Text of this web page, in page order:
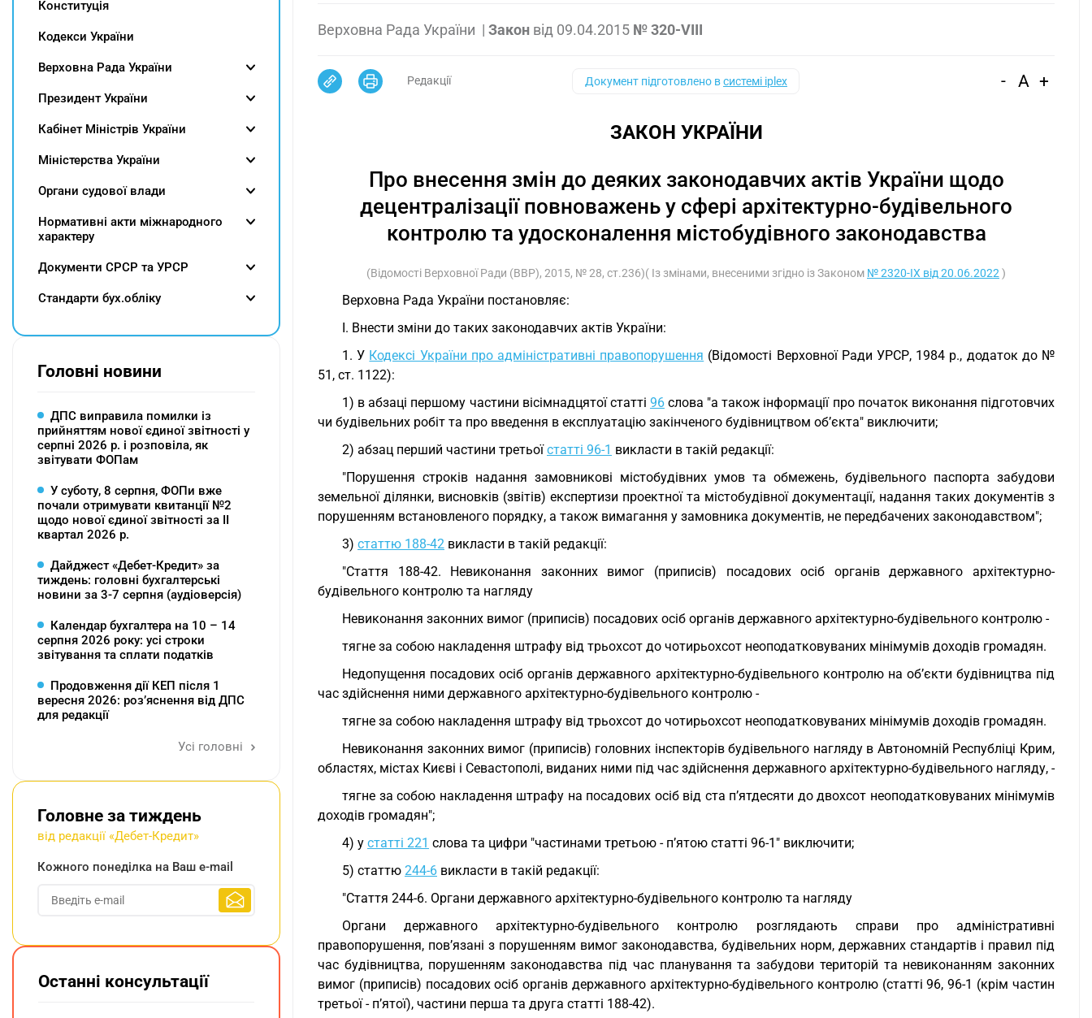
Верховна Рада України | Закон від 09.04.2015 № 320-VIII
Редакції Документ підготовлено всистемі iplex - A +
ЗАКОН УКРАЇНИ
Про внесення змін до деяких законодавчих актів України щодо
децентралізації повноважень у сфері архітектурно-будівельного
контролю та удосконалення містобудівного законодавства
(Відомості Верховної Ради (ВВР), 2015, № 28, ст.236)( Із змінами, внесеними згідно із Законом № 2320-IX від 20.06.2022 )
Верховна Рада України постановляє:
І. Внести зміни до таких законодавчих актів України:
1. У Кодексі України про адміністративні правопорушення (Відомості Верховної Ради УРСР, 1984 р., додаток до №
51, ст. 1122):
1) в абзаці першому частини вісімнадцятої статті 96слова "а також інформації про початок виконання підготовчих
чи будівельних робіт та про введення в експлуатацію закінченого будівництвом об’єкта" виключити;
2) абзац перший частини третьоїстатті 96-1 викласти в такій редакції:
"Порушення строків надання замовникові містобудівних умов та обмежень, будівельного паспорта забудови
земельної ділянки, висновків (звітів) експертизи проектної та містобудівної документації, надання таких документів з
порушенням встановленого порядку, а також вимагання у замовника документів, не передбачених законодавством";
3) статтю 188-42 викласти в такій редакції:
"Стаття 188-42. Невиконання законних вимог (приписів) посадових осіб органів державного архітектурно-
будівельного контролю та нагляду
Невиконання законних вимог (приписів) посадових осіб органів державного архітектурно-будівельного контролю -
тягне за собою накладення штрафу від трьохсот до чотирьохсот неоподатковуваних мінімумів доходів громадян.
Недопущення посадових осіб органів державного архітектурно-будівельного контролю на об’єкти будівництва під
час здійснення ними державного архітектурно-будівельного контролю -
тягне за собою накладення штрафу від трьохсот до чотирьохсот неоподатковуваних мінімумів доходів громадян.
Невиконання законних вимог (приписів) головних інспекторів будівельного нагляду в Автономній Республіці Крим,
областях, містах Києві і Севастополі, виданих ними під час здійснення державного архітектурно-будівельного нагляду, -
тягне за собою накладення штрафу на посадових осіб від ста п’ятдесяти до двохсот неоподатковуваних мінімумів
доходів громадян";
4) у статті 221 слова та цифри "частинами третьою - п’ятою статті 96-1" виключити;
5) статтю 244-6 викласти в такій редакції:
"Стаття 244-6. Органи державного архітектурно-будівельного контролю та нагляду
Органи державного архітектурно-будівельного контролю розглядають справи про адміністративні
правопорушення, пов’язані з порушенням вимог законодавства, будівельних норм, державних стандартів і правил під
час будівництва, порушенням законодавства під час планування та забудови територій та невиконанням законних
вимог (приписів) посадових осіб органів державного архітектурно-будівельного контролю (статті 96, 96-1 (крім частин
третьої - п’ятої), частини перша та друга статті 188-42).
Конституція
Кодекси України
Верховна Рада України
Президент України
Кабінет Міністрів України
Міністерства України
Органи судової влади
Нормативні акти міжнародного
характеру
Документи СРСР та УРСР
Cтандарти бух.обліку
Головні новини
ДПС виправила помилки із
прийняттям нової єдиної звітності у
серпні 2026 р. і розповіла, як
звітувати ФОПам
У суботу, 8 серпня, ФОПи вже
почали отримувати квитанції №2
щодо нової єдиної звітності за ІІ
квартал 2026 р.
Дайджест «Дебет-Кредит» за
тиждень: головні бухгалтерські
новини за 3-7 серпня (аудіоверсія)
Календар бухгалтера на 10 – 14
серпня 2026 року: усі строки
звітування та сплати податків
Продовження дії КЕП після 1
вересня 2026: розʼяснення від ДПС
для редакції
Усі головні
Головне за тиждень
від редакції «Дебет-Кредит»
Кожного понеділка на Ваш e-mail
Останні консультації